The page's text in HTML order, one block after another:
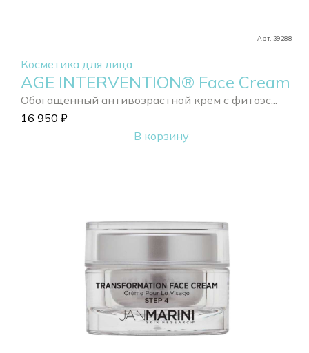
Арт. 39288
Косметика для лица
AGE INTERVENTION® Face Cream
Обогащенный антивозрастной крем с фитоэс...
16 950 ₽
В корзину